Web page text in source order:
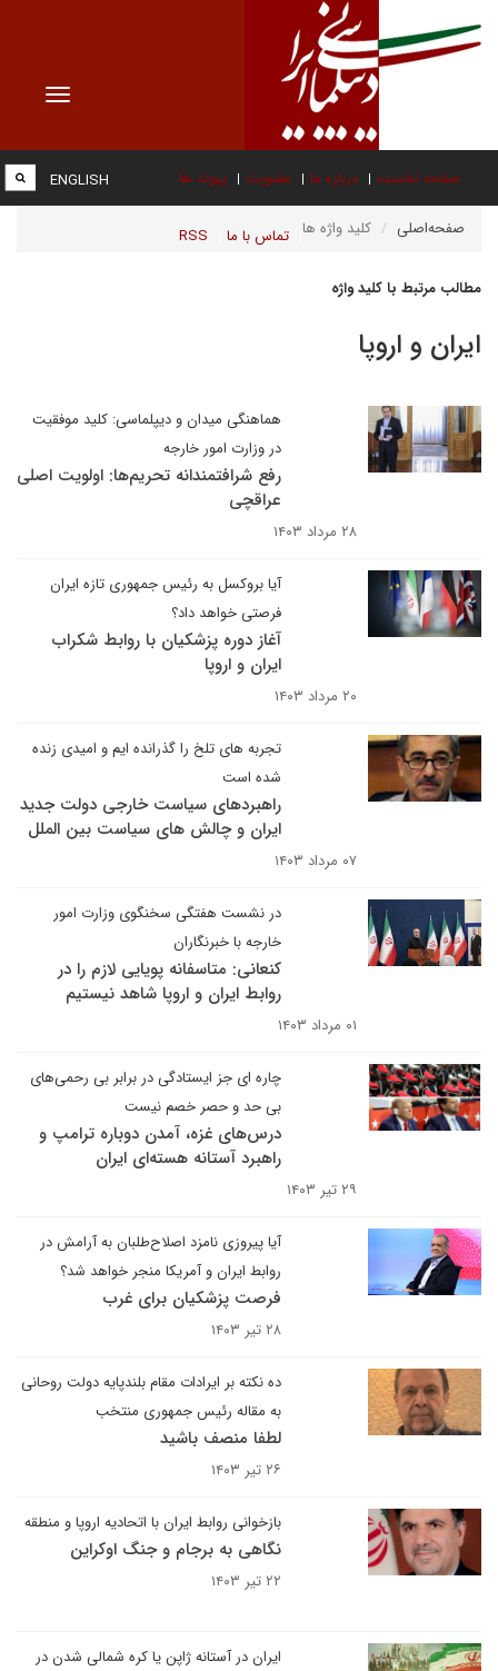
Toggle
صفحه نخست درباره ما عضویت پیوند ها
تماس با ما RSS
ENGLISH
صفحه‌اصلی کلید واژه ها
مطالب مرتبط با کلید واژه
ایران و اروپا
هماهنگی میدان و دیپلماسی: کلید موفقیت
در وزارت امور خارجه
رفع شرافتمندانه تحریم‌ها: اولویت اصلی
عراقچی
۲۸ مرداد ۱۴۰۳
آیا بروکسل به رئیس جمهوری تازه ایران
فرصتی خواهد داد؟
آغاز دوره پزشکیان با روابط شکراب
ایران و اروپا
۲۰ مرداد ۱۴۰۳
تجربه های تلخ را گذرانده ایم و امیدی زنده
شده است
راهبردهای سیاست خارجی دولت جدید
ایران و چالش های سیاست بین الملل
۰۷ مرداد ۱۴۰۳
در نشست هفتگی سخنگوی وزارت امور
خارجه با خبرنگاران
کنعانی: متاسفانه پویایی لازم را در
روابط ایران و اروپا شاهد نیستیم
۰۱ مرداد ۱۴۰۳
چاره ای جز ایستادگی در برابر بی ‌رحمی‌های
بی حد و حصر خصم نیست
درس‌های غزه، آمدن دوباره ترامپ و
راهبرد آستانه هسته‌ای ایران
۲۹ تیر ۱۴۰۳
آیا پیروزی نامزد اصلاح‌طلبان به آرامش در
روابط ایران و آمریکا منجر خواهد شد؟
فرصت پزشکیان برای غرب
۲۸ تیر ۱۴۰۳
ده نکته بر ایرادات مقام بلندپایه دولت روحانی
به مقاله رئیس جمهوری منتخب
لطفا منصف باشید
۲۶ تیر ۱۴۰۳
بازخوانی روابط‌ ایران با اتحادیه اروپا و منطقه
نگاهی به برجام و جنگ اوکراین
۲۲ تیر ۱۴۰۳
ایران در آستانه ژاپن یا کره شمالی شدن در